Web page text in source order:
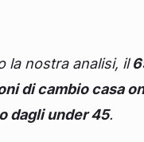
la nostra analisi, il
di cambio casa
dagli under 45.